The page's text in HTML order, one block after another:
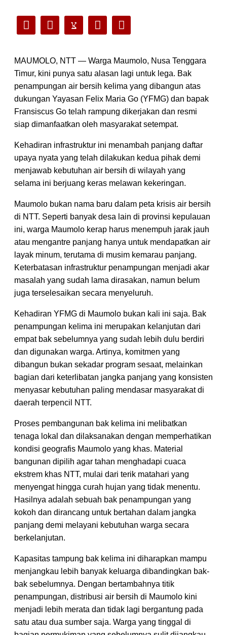
MAUMOLO, NTT — Warga Maumolo, Nusa Tenggara
Timur, kini punya satu alasan lagi untuk lega. Bak
penampungan air bersih kelima yang dibangun atas
dukungan Yayasan Felix Maria Go (YFMG) dan bapak
Fransiscus Go telah rampung dikerjakan dan resmi
siap dimanfaatkan oleh masyarakat setempat.
Kehadiran infrastruktur ini menambah panjang daftar
upaya nyata yang telah dilakukan kedua pihak demi
menjawab kebutuhan air bersih di wilayah yang
selama ini berjuang keras melawan kekeringan.
Maumolo bukan nama baru dalam peta krisis air bersih
di NTT. Seperti banyak desa lain di provinsi kepulauan
ini, warga Maumolo kerap harus menempuh jarak jauh
atau mengantre panjang hanya untuk mendapatkan air
layak minum, terutama di musim kemarau panjang.
Keterbatasan infrastruktur penampungan menjadi akar
masalah yang sudah lama dirasakan, namun belum
juga terselesaikan secara menyeluruh.
Kehadiran YFMG di Maumolo bukan kali ini saja. Bak
penampungan kelima ini merupakan kelanjutan dari
empat bak sebelumnya yang sudah lebih dulu berdiri
dan digunakan warga. Artinya, komitmen yang
dibangun bukan sekadar program sesaat, melainkan
bagian dari keterlibatan jangka panjang yang konsisten
menyasar kebutuhan paling mendasar masyarakat di
daerah terpencil NTT.
Proses pembangunan bak kelima ini melibatkan
tenaga lokal dan dilaksanakan dengan memperhatikan
kondisi geografis Maumolo yang khas. Material
bangunan dipilih agar tahan menghadapi cuaca
ekstrem khas NTT, mulai dari terik matahari yang
menyengat hingga curah hujan yang tidak menentu.
Hasilnya adalah sebuah bak penampungan yang
kokoh dan dirancang untuk bertahan dalam jangka
panjang demi melayani kebutuhan warga secara
berkelanjutan.
Kapasitas tampung bak kelima ini diharapkan mampu
menjangkau lebih banyak keluarga dibandingkan bak-
bak sebelumnya. Dengan bertambahnya titik
penampungan, distribusi air bersih di Maumolo kini
menjadi lebih merata dan tidak lagi bergantung pada
satu atau dua sumber saja. Warga yang tinggal di